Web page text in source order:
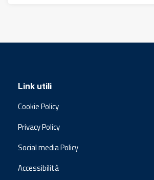
Link utili
Cookie Policy
Privacy Policy
Social media Policy
Accessibilità